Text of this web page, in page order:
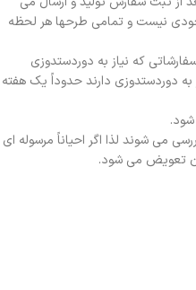
نیست و تمامی طرحها هر لحظه
که نیاز به دوردستدوزی
که نیاز به دوردستدوزی دارند حدوداً یک هفته
شود.
می شوند لذا اگر احیاناً مرسوله ای
تعویض می شود.